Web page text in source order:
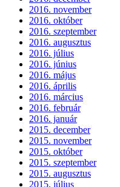
2016. november
2016. október
2016. szeptember
2016. augusztus
2016. július
2016. június
2016. május
2016. április
2016. március
2016. február
2016. január
2015. december
2015. november
2015. október
2015. szeptember
2015. augusztus
2015. július